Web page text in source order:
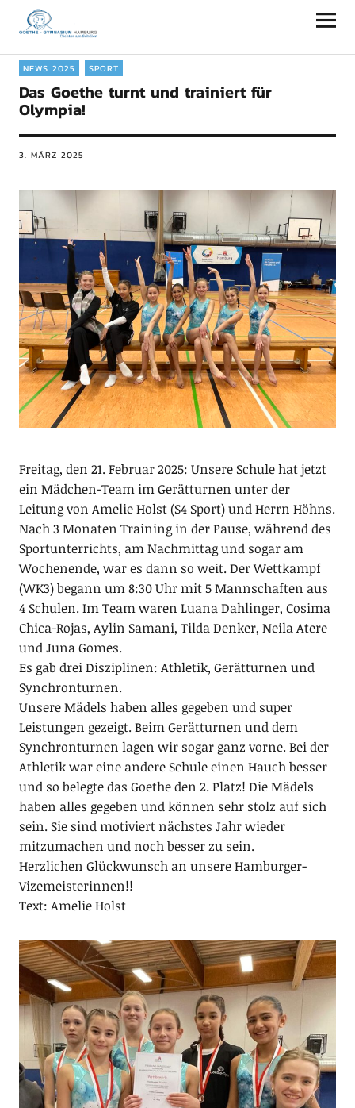
Goethe-Gymnasium Hamburg
NEWS 2025 SPORT
Das Goethe turnt und trainiert für
Olympia!
3. MÄRZ 2025
Freitag, den 21. Februar 2025: Unsere Schule hat jetzt
ein Mädchen-Team im Gerätturnen unter der
Leitung von Amelie Holst (S4 Sport) und Herrn Höhns.
Nach 3 Monaten Training in der Pause, während des
Sportunterrichts, am Nachmittag und sogar am
Wochenende, war es dann so weit. Der Wettkampf
(WK3) begann um 8:30 Uhr mit 5 Mannschaften aus
4 Schulen. Im Team waren Luana Dahlinger, Cosima
Chica-Rojas, Aylin Samani, Tilda Denker, Neila Atere
und Juna Gomes.
Es gab drei Disziplinen: Athletik, Gerätturnen und
Synchronturnen.
Unsere Mädels haben alles gegeben und super
Leistungen gezeigt. Beim Gerätturnen und dem
Synchronturnen lagen wir sogar ganz vorne. Bei der
Athletik war eine andere Schule einen Hauch besser
und so belegte das Goethe den 2. Platz! Die Mädels
haben alles gegeben und können sehr stolz auf sich
sein. Sie sind motiviert nächstes Jahr wieder
mitzumachen und noch besser zu sein.
Herzlichen Glückwunsch an unsere Hamburger-
Vizemeisterinnen!!
Text: Amelie Holst